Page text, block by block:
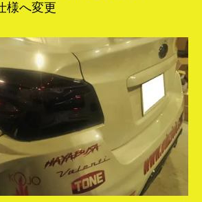
様へ変更